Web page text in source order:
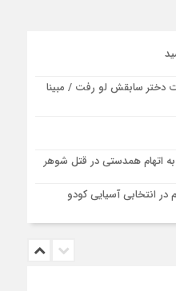
دختر سابقش لو رفت / مبینا
به اتهام همدستی در قتل شوهر
در انتخابی آسیایی کودو